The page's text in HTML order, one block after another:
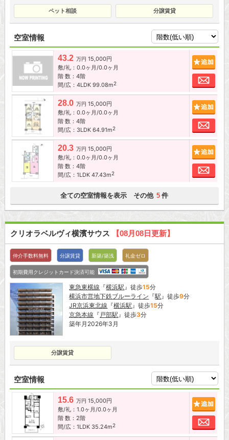
ペット相談 分譲賃貸
空室情報
43.2 万円 15,000円
敷/礼：0.0ヶ月/0.0ヶ月
階 数：4階
間/広：4LDK 99.08m2
お
28.0 万円 15,000円
敷/礼：0.0ヶ月/0.0ヶ月
階 数：4階
間/広：3LDK 64.91m2
お
20.3 万円 15,000円
敷/礼：0.0ヶ月/0.0ヶ月
階 数：4階
間/広：1LDK 47.43m2
お
全ての空室情報を表示 その他 5 件
クリオラベルヴィ横濱サウス 【08月08日更新】
仲介手数料無料 分譲賃貸 新築/築浅 礼金ゼロ
初期費用クレジットカード決済可能
東急東横線 『横浜駅 』徒歩15分
横浜市営地下鉄ブルーライン 『駅 』徒歩9分
JR京浜東北線 『横浜駅 』徒歩15分
京急本線 『 戸部駅 』徒歩3分
築年月2026年3月
分譲賃貸
空室情報
15.6 万円 15,000円
敷/礼：1.0ヶ月/0.0ヶ月
階 数：2階
間/広：1LDK 35.24m2
お